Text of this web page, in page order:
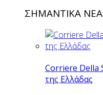
ΣΗΜΑΝΤΙΚΑ ΝΕΑ
Corriere Della
της Ελλάδας